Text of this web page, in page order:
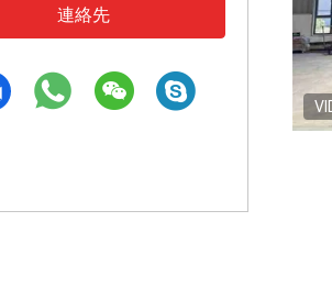
連絡先